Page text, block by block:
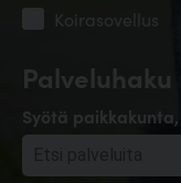
Palveluhaku
Syötä
Koirasovellus